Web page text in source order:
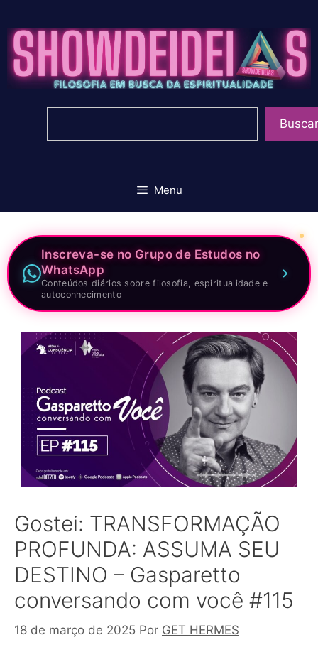
para
conteúdo
Buscar
Menu
Inscreva-se no Grupo de Estudos no
WhatsApp
Conteúdos diários sobre filosofia, espiritualidade e
autoconhecimento
Gostei: TRANSFORMAÇÃO
PROFUNDA: ASSUMA SEU
DESTINO – Gasparetto
conversando com você #115
18 de março de 2025 Por GET HERMES